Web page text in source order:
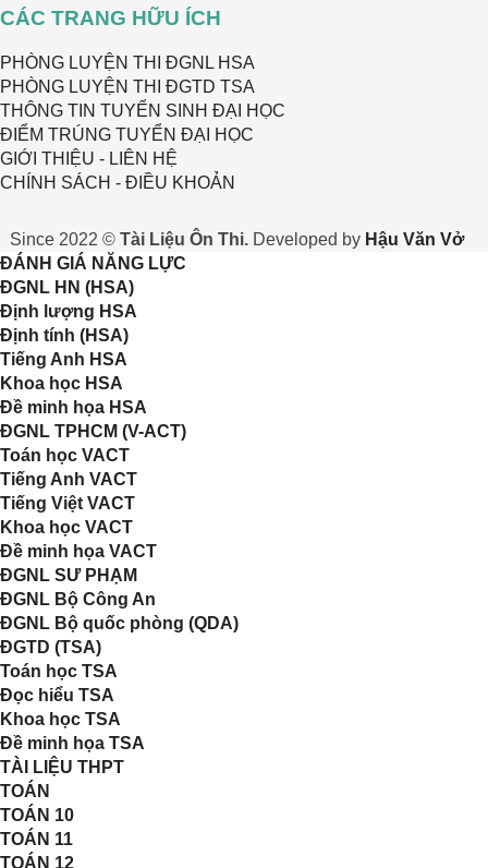
CÁC TRANG HỮU ÍCH
PHÒNG LUYỆN THI ĐGNL HSA
PHÒNG LUYỆN THI ĐGTD TSA
THÔNG TIN TUYỂN SINH ĐẠI HỌC
ĐIỂM TRÚNG TUYỂN ĐẠI HỌC
GIỚI THIỆU - LIÊN HỆ
CHÍNH SÁCH - ĐIỀU KHOẢN
Since 2022 © Tài Liệu Ôn Thi.Developed by Hậu Văn Vở
ĐÁNH GIÁ NĂNG LỰC
ĐGNL HN (HSA)
Định lượng HSA
Định tính (HSA)
Tiếng Anh HSA
Khoa học HSA
Đề minh họa HSA
ĐGNL TPHCM (V-ACT)
Toán học VACT
Tiếng Anh VACT
Tiếng Việt VACT
Khoa học VACT
Đề minh họa VACT
ĐGNL SƯ PHẠM
ĐGNL Bộ Công An
ĐGNL Bộ quốc phòng (QDA)
ĐGTD (TSA)
Toán học TSA
Đọc hiểu TSA
Khoa học TSA
Đề minh họa TSA
TÀI LIỆU THPT
TOÁN
TOÁN 10
TOÁN 11
TOÁN 12